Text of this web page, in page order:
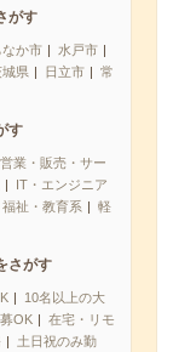
がす
か市
水戸市
城県 日立市
常
す
営業・販売・サー
IT・エンジニア
祉・教育系
軽
さがす
10名以上の大
OK
在宅・リモ
土日祝のみ勤